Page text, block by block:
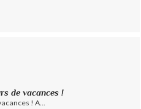
de vacances !
! A...